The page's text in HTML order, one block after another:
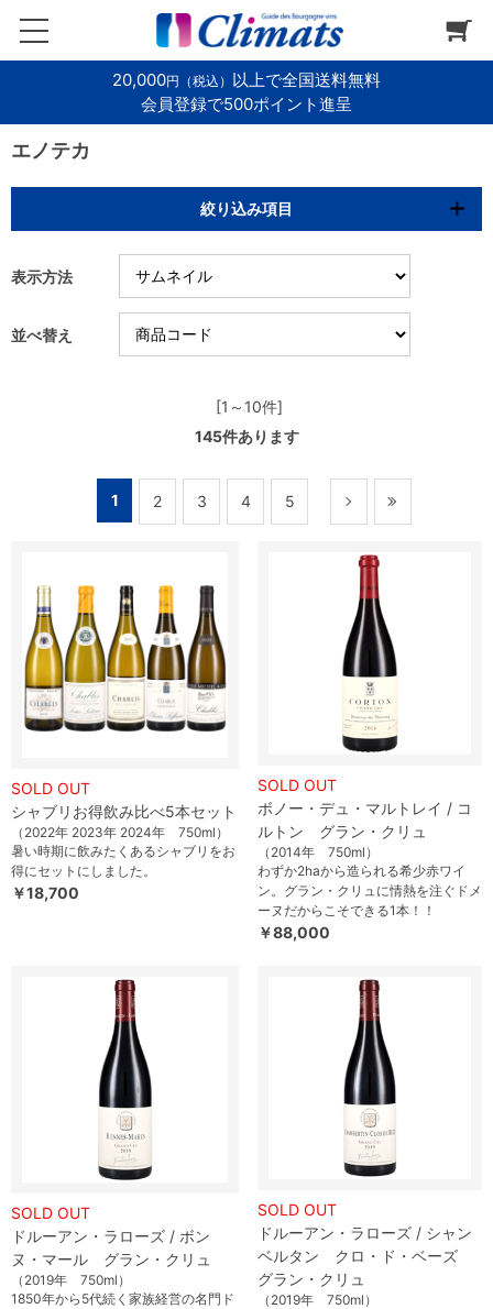
20,000円（税込） 以上で全国送料無料
会員登録で500ポイント進呈
エノテカ
絞り込み項目
表示方法
並べ替え
[1～10件]
145件あります
1 2 3 4 5
SOLD OUT
シャブリお得飲み比べ5本セット
（2022年 2023年 2024年 750ml）
暑い時期に飲みたくあるシャブリをお
得にセットにしました。
￥18,700
SOLD OUT
ボノー・デュ・マルトレイ / コ
ルトン グラン・クリュ
（2014年 750ml）
わずか2haから造られる希少赤ワイ
ン。グラン・クリュに情熱を注ぐドメ
ーヌだからこそできる1本！！
￥88,000
SOLD OUT
ドルーアン・ラローズ / ボン
ヌ・マール グラン・クリュ
（2019年 750ml）
1850年から5代続く家族経営の名門ド
SOLD OUT
ドルーアン・ラローズ / シャン
ベルタン クロ・ド・ベーズ
グラン・クリュ
（2019年 750ml）